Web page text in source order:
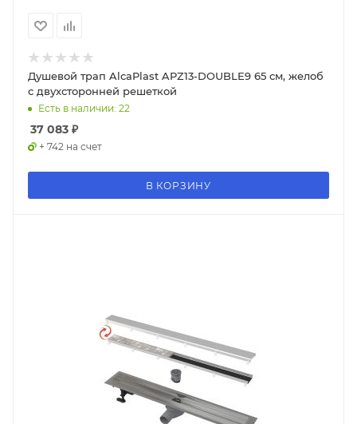
Душевой трап AlcaPlast APZ13-DOUBLE9 65 см, желоб
с двухсторонней решеткой
Есть в наличии: 22
37 083 ₽
+ 742 на счет
В КОРЗИНУ